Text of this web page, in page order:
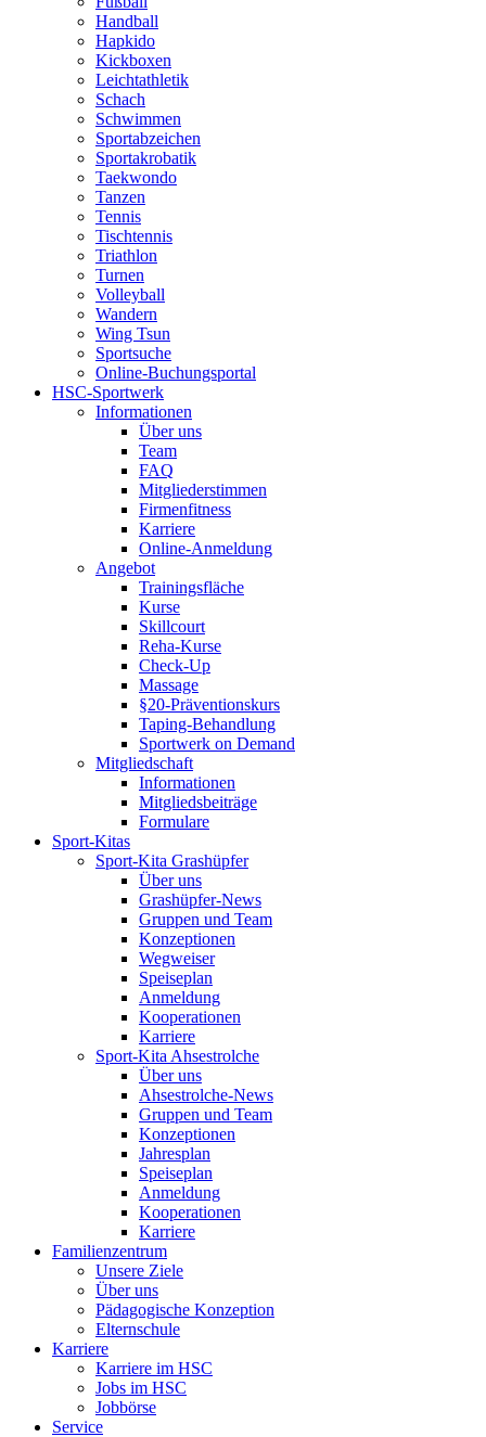
Handball
Hapkido
Kickboxen
Leichtathletik
Schach
Schwimmen
Sportabzeichen
Sportakrobatik
Taekwondo
Tanzen
Tennis
Tischtennis
Triathlon
Turnen
Volleyball
Wandern
Wing Tsun
Sportsuche
Online-Buchungsportal
HSC-Sportwerk
Informationen
Über uns
Team
FAQ
Mitgliederstimmen
Firmenfitness
Karriere
Online-Anmeldung
Angebot
Trainingsfläche
Kurse
Skillcourt
Reha-Kurse
Check-Up
Massage
§20-Präventionskurs
Taping-Behandlung
Sportwerk on Demand
Mitgliedschaft
Informationen
Mitgliedsbeiträge
Formulare
Sport-Kitas
Sport-Kita Grashüpfer
Über uns
Grashüpfer-News
Gruppen und Team
Konzeptionen
Wegweiser
Speiseplan
Anmeldung
Kooperationen
Karriere
Sport-Kita Ahsestrolche
Über uns
Ahsestrolche-News
Gruppen und Team
Konzeptionen
Jahresplan
Speiseplan
Anmeldung
Kooperationen
Karriere
Familienzentrum
Unsere Ziele
Über uns
Pädagogische Konzeption
Elternschule
Karriere
Karriere im HSC
Jobs im HSC
Jobbörse
Service